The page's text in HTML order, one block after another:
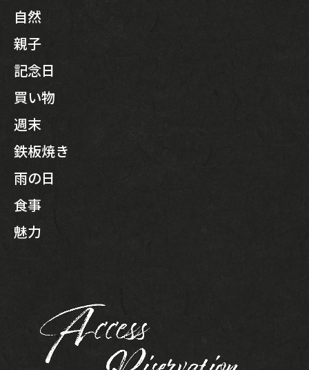
自然
親子
記念日
買い物
週末
鉄板焼き
雨の日
食事
魅力